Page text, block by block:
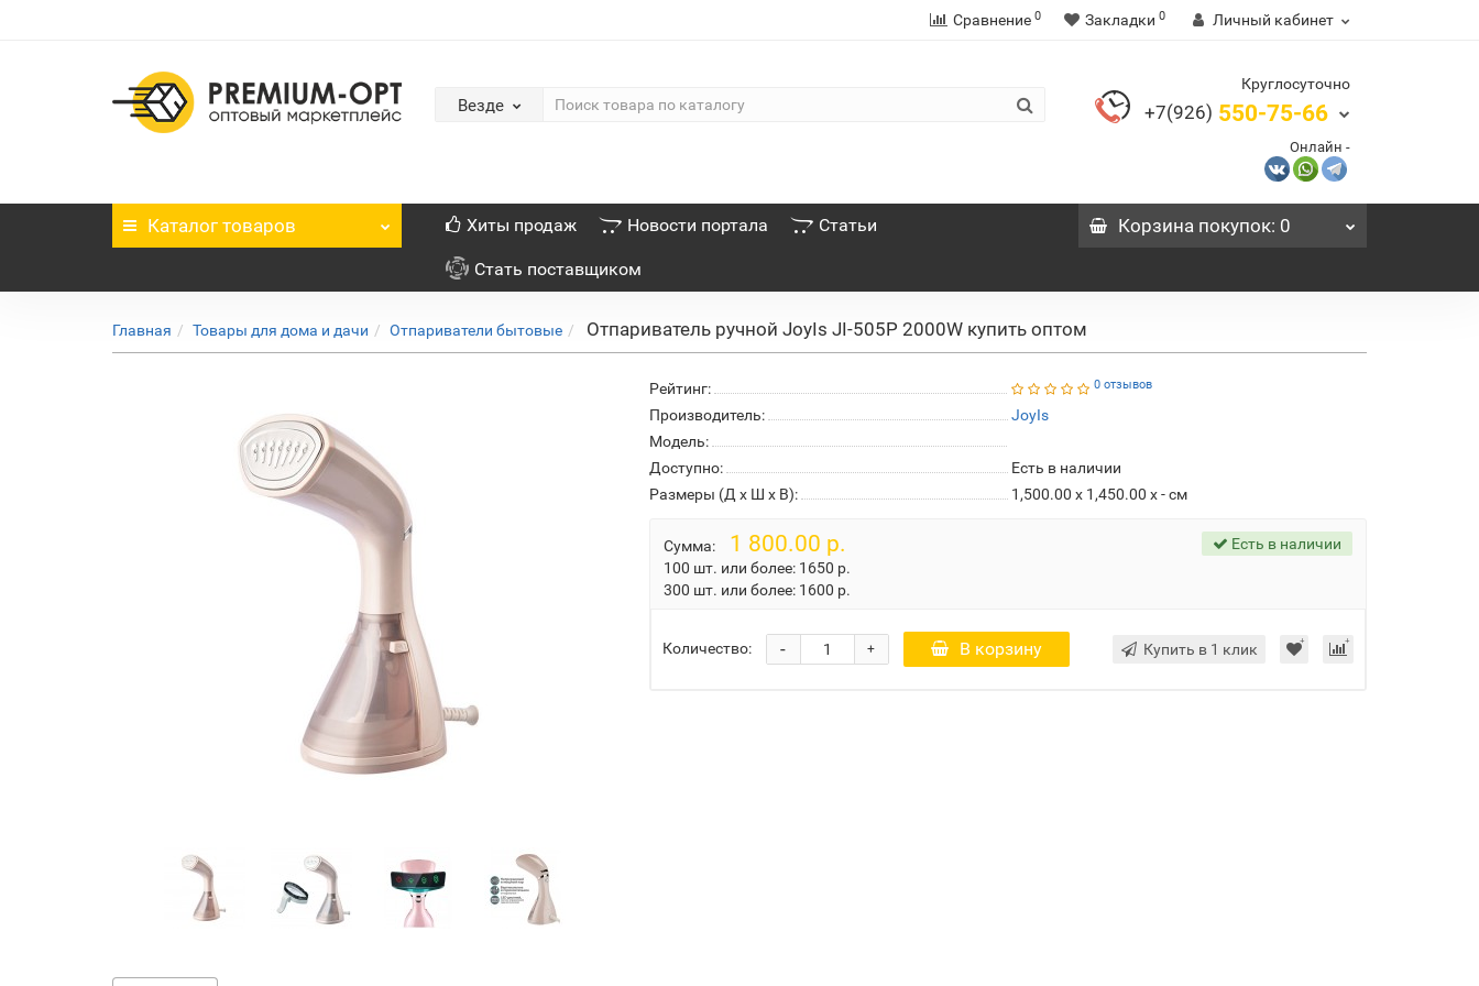
Сравнение 0 Закладки 0 Личный кабинет
Везде
Круглосуточно
+7(926) 550-75-66
Онлайн -
Каталог товаров Хиты продаж Новости портала Статьи
Стать поставщиком
Корзинапокупок: 0
Главная Товары для дома и дачи Отпариватели бытовые Отпариватель ручной JoyIs JI-505P 2000W купить оптом
Рейтинг: 0 отзывов
Производитель:
JoyIs
Модель:
Доступно:
Есть в наличии
Размеры (Д x Ш x В):
1,500.00 x 1,450.00 x - см
Сумма: 1 800.00 р.
100 шт. или более: 1650 р.
300 шт. или более: 1600 р.
Есть в наличии
Количество: +
- В корзину Купить в 1 клик